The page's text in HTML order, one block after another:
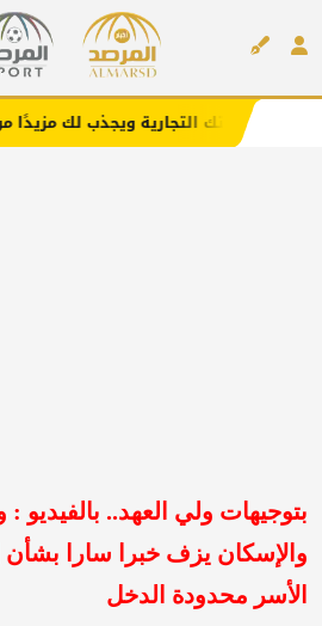
ويجذب لك مزيدًا من العملاء (اضغط
بتوجيهات ولي العهد.. بالفيديو :
والإسكان يزف خبرا سارا بشأن
الأسر محدودة الدخل